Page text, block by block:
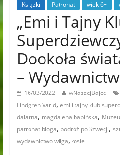
Książki Patronat wiek 6+
„Emi i Tajny
Dookoła
–
16/03/2022 wNaszejBajce
Lindgren Varld, emi i tajny klub
dalarna, magdalena babińska,
patronat bloga, podróż po Szwecji,
wydawnictwo wilga, łosie